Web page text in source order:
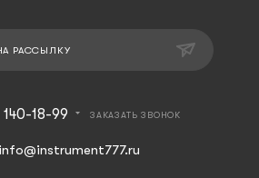
РАССЫЛКУ
140-18-99 ЗАКАЗАТЬ ЗВОНОК
info@instrument777.ru